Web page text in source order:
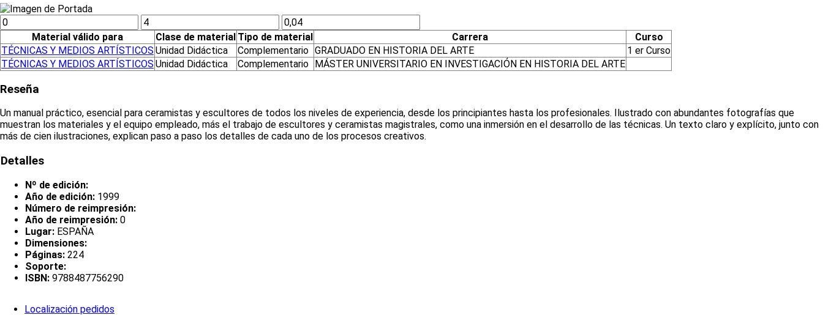
Material válido para Clase de material Tipo de material Carrera
Curso
TÉCNICAS Y MEDIOS ARTÍSTICOS Unidad Didáctica Complementario GRADUADO EN HISTORIA DEL ARTE
1 er Curso
TÉCNICAS Y MEDIOS ARTÍSTICOS Unidad Didáctica Complementario MÁSTER UNIVERSITARIO EN INVESTIGACIÓN EN HISTORIA DEL ARTE
Reseña
Un manual práctico, esencial para ceramistas y escultores de todos los niveles de experiencia, desde los principiantes hasta los profesionales. Ilustrado con abundantes fotografías que
muestran los materiales y el equipo empleado, más el trabajo de escultores y ceramistas magistrales, como una inmersión en el desarrollo de las técnicas. Un texto claro y explícito, junto con
más de cien ilustraciones, explican paso a paso los detalles de cada uno de los procesos creativos.
Detalles
Nº de edición:
Año de edición: 1999
Número de reimpresión:
Año de reimpresión: 0
Lugar: ESPAÑA
Dimensiones:
Páginas: 224
Soporte:
ISBN: 9788487756290
Localización pedidos